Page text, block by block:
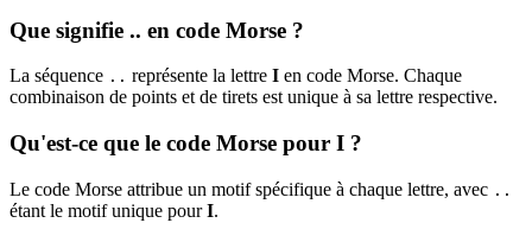
Que signifie .. en code Morse ?
La séquence .. représente la lettre I en code Morse. Chaque
combinaison de points et de tirets est unique à sa lettre respective.
Qu'est-ce que le code Morse pour I ?
Le code Morse attribue un motif spécifique à chaque lettre, avec ..
étant le motif unique pourI.